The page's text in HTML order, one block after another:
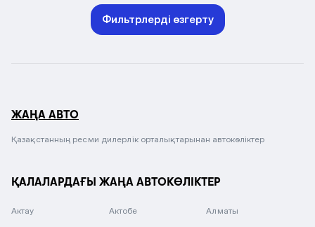
Фильтрлерді өзгерту
ЖАҢА АВТО
Қазақстанның ресми дилерлік орталықтарынан автокөліктер
ҚАЛАЛАРДАҒЫ ЖАҢА АВТОКӨЛІКТЕР
Актау Актобе Алматы